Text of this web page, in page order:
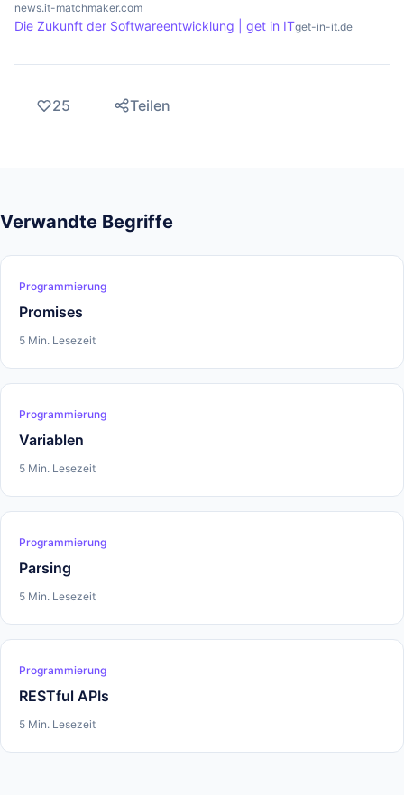
news.it-matchmaker.com
Die Zukunft der Softwareentwicklung | get in ITget-in-it.de
25 Teilen
Verwandte Begriffe
Programmierung
Promises
5 Min. Lesezeit
Programmierung
Variablen
5 Min. Lesezeit
Programmierung
Parsing
5 Min. Lesezeit
Programmierung
RESTful APIs
5 Min. Lesezeit